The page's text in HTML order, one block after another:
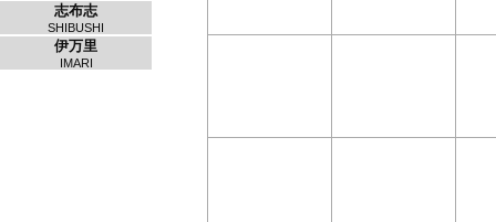
志布志
SHIBUSHI
伊万里
IMARI